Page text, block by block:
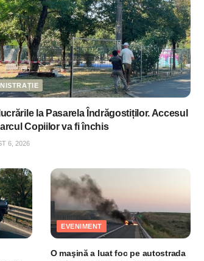
la Pasarela Îndrăgostiților. Accesul
Copiilor va fi închis
6, 2026
EVENIMENT
O maşină a luat foc pe autostrada